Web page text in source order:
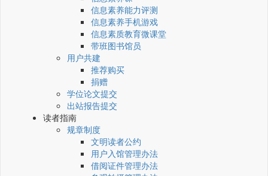
信息素养能力评测
信息素养手机游戏
信息素质教育微课堂
带班图书馆员
用户共建
推荐购买
捐赠
学位论文提交
出站报告提交
读者指南
规章制度
文明读者公约
用户入馆管理办法
借阅证件管理办法